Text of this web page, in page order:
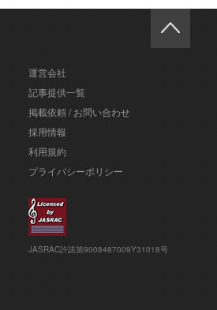
運営会社
記事提供一覧
掲載依頼 / お問い合わせ
採用情報
利用規約
プライバシーポリシー
JASRAC許諾第9008487009Y31018号